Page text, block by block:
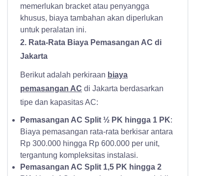
memerlukan bracket atau penyangga
khusus, biaya tambahan akan diperlukan
untuk peralatan ini.
2. Rata-Rata Biaya Pemasangan AC di
Jakarta
Berikut adalah perkiraan biaya
pemasangan AC di Jakarta berdasarkan
tipe dan kapasitas AC:
Pemasangan AC Split ½ PK hingga 1 PK:
Biaya pemasangan rata-rata berkisar antara
Rp 300.000 hingga Rp 600.000 per unit,
tergantung kompleksitas instalasi.
Pemasangan AC Split 1,5 PK hingga 2